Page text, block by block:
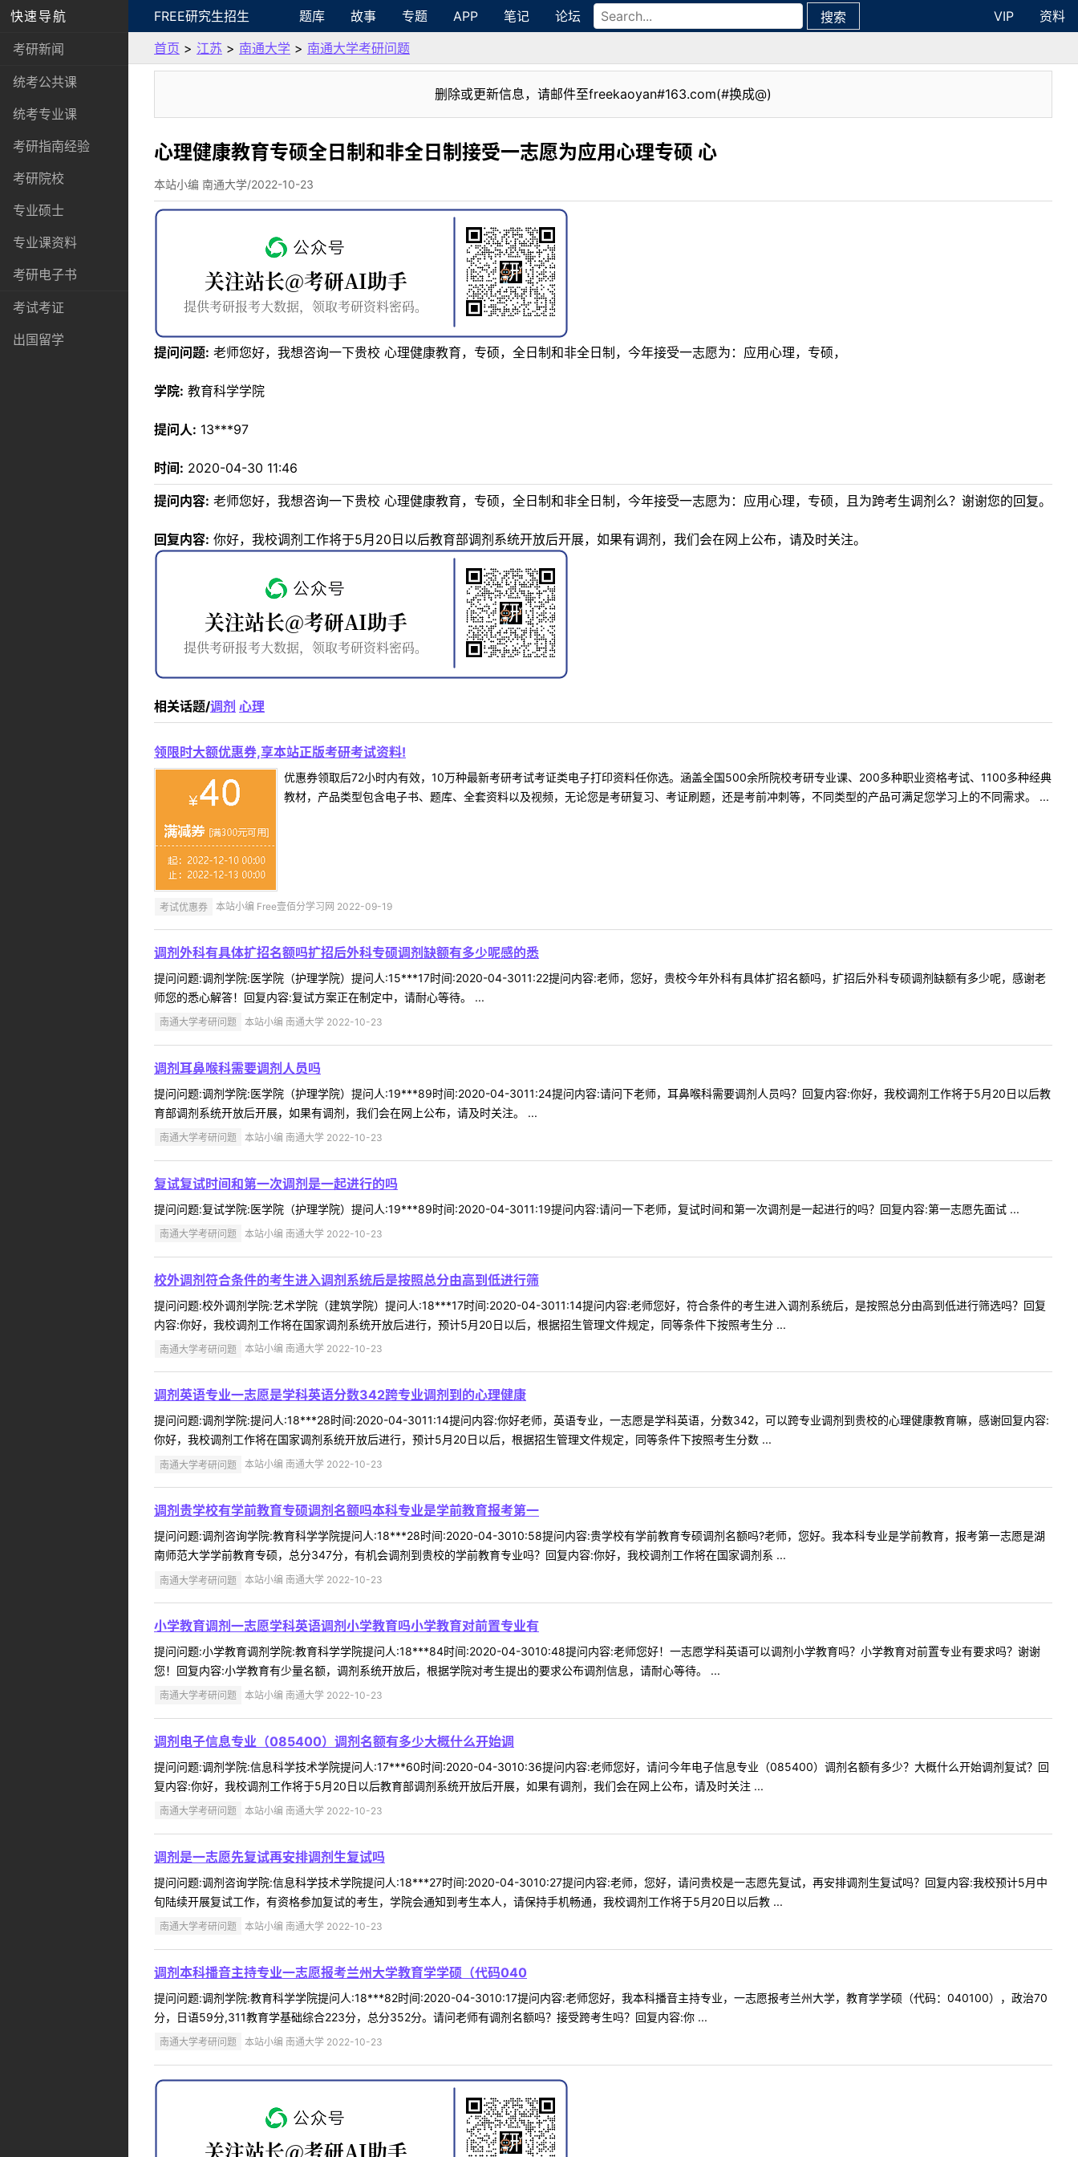
快速导航
考研新闻
统考公共课
统考专业课
考研指南经验
考研院校
专业硕士
专业课资料
考研电子书
考试考证
出国留学
FREE研究生招生 题库 故事 专题 APP 笔记 论坛 搜索 VIP
资料
首页 > 江苏 > 南通大学 > 南通大学考研问题
删除或更新信息，请邮件至freekaoyan#163.com(#换成@)
心理健康教育专硕全日制和非全日制接受一志愿为应用心理专硕 心
本站小编 南通大学/2022-10-23
提问问题: 老师您好，我想咨询一下贵校 心理健康教育，专硕，全日制和非全日制，今年接受一志愿为：应用心理，专硕，
学院: 教育科学学院
提问人: 13***97
时间: 2020-04-30 11:46
提问内容: 老师您好，我想咨询一下贵校 心理健康教育，专硕，全日制和非全日制，今年接受一志愿为：应用心理，专硕，且为跨考生调剂么？谢谢您的回复。
回复内容: 你好，我校调剂工作将于5月20日以后教育部调剂系统开放后开展，如果有调剂，我们会在网上公布，请及时关注。
相关话题/调剂 心理
领限时大额优惠券,享本站正版考研考试资料!
优惠券领取后72小时内有效，10万种最新考研考试考证类电子打印资料任你选。涵盖全国500余所院校考研专业课、200多种职业资格考试、1100多种经典
教材，产品类型包含电子书、题库、全套资料以及视频，无论您是考研复习、考证刷题，还是考前冲刺等，不同类型的产品可满足您学习上的不同需求。 ...
考试优惠券 本站小编 Free壹佰分学习网 2022-09-19
调剂外科有具体扩招名额吗扩招后外科专硕调剂缺额有多少呢感的悉
提问问题:调剂学院:医学院（护理学院）提问人:15***17时间:2020-04-3011:22提问内容:老师，您好，贵校今年外科有具体扩招名额吗，扩招后外科专硕调剂缺额有多少呢，感谢老
师您的悉心解答！回复内容:复试方案正在制定中，请耐心等待。 ...
南通大学考研问题 本站小编 南通大学 2022-10-23
调剂耳鼻喉科需要调剂人员吗
提问问题:调剂学院:医学院（护理学院）提问人:19***89时间:2020-04-3011:24提问内容:请问下老师，耳鼻喉科需要调剂人员吗？回复内容:你好，我校调剂工作将于5月20日以后教
育部调剂系统开放后开展，如果有调剂，我们会在网上公布，请及时关注。 ...
南通大学考研问题 本站小编 南通大学 2022-10-23
复试复试时间和第一次调剂是一起进行的吗
提问问题:复试学院:医学院（护理学院）提问人:19***89时间:2020-04-3011:19提问内容:请问一下老师，复试时间和第一次调剂是一起进行的吗？回复内容:第一志愿先面试 ...
南通大学考研问题 本站小编 南通大学 2022-10-23
校外调剂符合条件的考生进入调剂系统后是按照总分由高到低进行筛
提问问题:校外调剂学院:艺术学院（建筑学院）提问人:18***17时间:2020-04-3011:14提问内容:老师您好，符合条件的考生进入调剂系统后，是按照总分由高到低进行筛选吗？回复
内容:你好，我校调剂工作将在国家调剂系统开放后进行，预计5月20日以后，根据招生管理文件规定，同等条件下按照考生分 ...
南通大学考研问题 本站小编 南通大学 2022-10-23
调剂英语专业一志愿是学科英语分数342跨专业调剂到的心理健康
提问问题:调剂学院:提问人:18***28时间:2020-04-3011:14提问内容:你好老师，英语专业，一志愿是学科英语，分数342，可以跨专业调剂到贵校的心理健康教育嘛，感谢回复内容:
你好，我校调剂工作将在国家调剂系统开放后进行，预计5月20日以后，根据招生管理文件规定，同等条件下按照考生分数 ...
南通大学考研问题 本站小编 南通大学 2022-10-23
调剂贵学校有学前教育专硕调剂名额吗本科专业是学前教育报考第一
提问问题:调剂咨询学院:教育科学学院提问人:18***28时间:2020-04-3010:58提问内容:贵学校有学前教育专硕调剂名额吗?老师，您好。我本科专业是学前教育，报考第一志愿是湖
南师范大学学前教育专硕，总分347分，有机会调剂到贵校的学前教育专业吗？回复内容:你好，我校调剂工作将在国家调剂系 ...
南通大学考研问题 本站小编 南通大学 2022-10-23
小学教育调剂一志愿学科英语调剂小学教育吗小学教育对前置专业有
提问问题:小学教育调剂学院:教育科学学院提问人:18***84时间:2020-04-3010:48提问内容:老师您好！一志愿学科英语可以调剂小学教育吗？小学教育对前置专业有要求吗？谢谢
您！回复内容:小学教育有少量名额，调剂系统开放后，根据学院对考生提出的要求公布调剂信息，请耐心等待。 ...
南通大学考研问题 本站小编 南通大学 2022-10-23
调剂电子信息专业（085400）调剂名额有多少大概什么开始调
提问问题:调剂学院:信息科学技术学院提问人:17***60时间:2020-04-3010:36提问内容:老师您好，请问今年电子信息专业（085400）调剂名额有多少？大概什么开始调剂复试？回
复内容:你好，我校调剂工作将于5月20日以后教育部调剂系统开放后开展，如果有调剂，我们会在网上公布，请及时关注 ...
南通大学考研问题 本站小编 南通大学 2022-10-23
调剂是一志愿先复试再安排调剂生复试吗
提问问题:调剂咨询学院:信息科学技术学院提问人:18***27时间:2020-04-3010:27提问内容:老师，您好，请问贵校是一志愿先复试，再安排调剂生复试吗？回复内容:我校预计5月中
旬陆续开展复试工作，有资格参加复试的考生，学院会通知到考生本人，请保持手机畅通，我校调剂工作将于5月20日以后教 ...
南通大学考研问题 本站小编 南通大学 2022-10-23
调剂本科播音主持专业一志愿报考兰州大学教育学学硕（代码040
提问问题:调剂学院:教育科学学院提问人:18***82时间:2020-04-3010:17提问内容:老师您好，我本科播音主持专业，一志愿报考兰州大学，教育学学硕（代码：040100），政治70
分，日语59分,311教育学基础综合223分，总分352分。请问老师有调剂名额吗？接受跨考生吗？回复内容:你 ...
南通大学考研问题 本站小编 南通大学 2022-10-23